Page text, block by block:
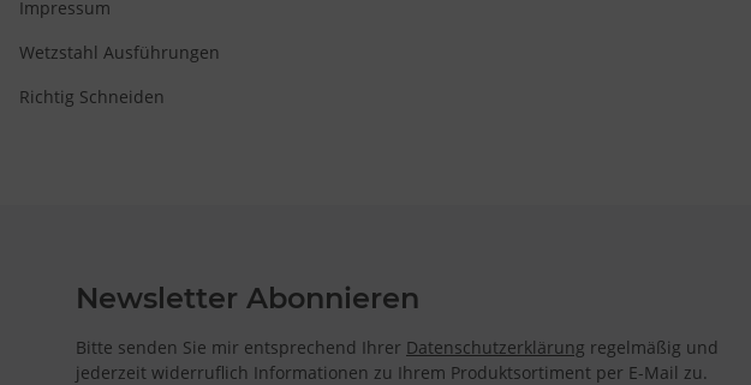
Impressum
Wetzstahl Ausführungen
Richtig Schneiden
Newsletter Abonnieren
Bitte senden Sie mir entsprechend Ihrer Datenschutzerklärung regelmäßig und
jederzeit widerruflich Informationen zu Ihrem Produktsortiment per E-Mail zu.